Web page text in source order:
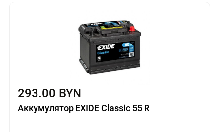
293.00 BYN
Аккумулятор EXIDE Classic 55 R